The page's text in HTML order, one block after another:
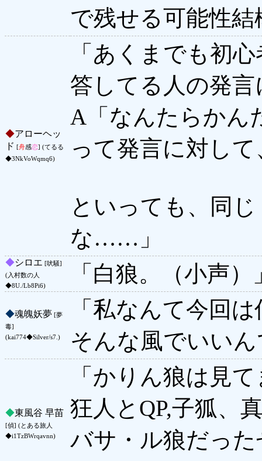
で残せる可能性
◆アローヘッ
ド [舟感恋] (てるる
◆3NkVoWqmq6)
「あくまでも初
答してる人の発
A「なんたらかん
って発言に対し
といっても、同
な……」
◆シロエ [吠騒]
(入村数の人
◆8U./Lb8Pi6)
「白狼。（小声）
◆魂魄妖夢 [夢
毒]
(kai774◆Silver/s7.)
「私なんて今回
そんな風でいい
◆東風谷 早苗
[偵] (とある旅人
◆i1TzBWrqavnn)
「かりん狼は見
狂人とQP,子狐、
バサ・ル狼だっ